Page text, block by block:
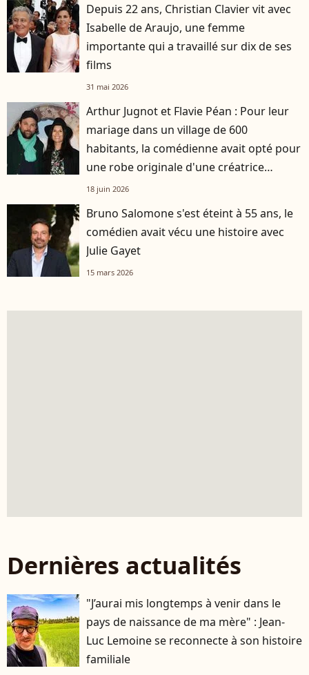
Depuis 22 ans, Christian Clavier vit avec
Isabelle de Araujo, une femme
importante qui a travaillé sur dix de ses
films
31 mai 2026
Arthur Jugnot et Flavie Péan : Pour leur
mariage dans un village de 600
habitants, la comédienne avait opté pour
une robe originale d'une créatrice
française
18 juin 2026
Bruno Salomone s'est éteint à 55 ans, le
comédien avait vécu une histoire avec
Julie Gayet
15 mars 2026
Dernières actualités
"J’aurai mis longtemps à venir dans le
pays de naissance de ma mère" : Jean-
Luc Lemoine se reconnecte à son histoire
familiale